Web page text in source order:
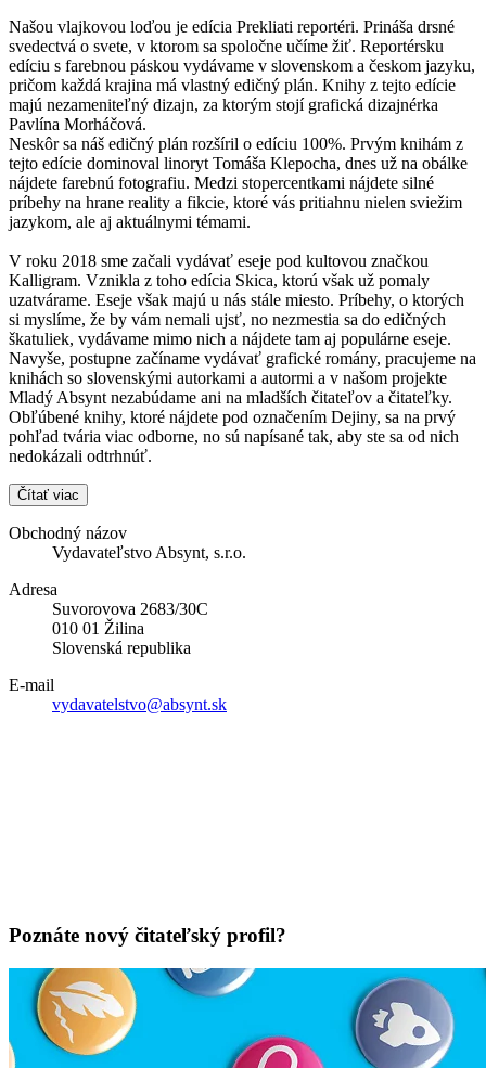
Našou vlajkovou loďou je edícia Prekliati reportéri. Prináša drsné
svedectvá o svete, v ktorom sa spoločne učíme žiť. Reportérsku
edíciu s farebnou páskou vydávame v slovenskom a českom jazyku,
pričom každá krajina má vlastný edičný plán. Knihy z tejto edície
majú nezameniteľný dizajn, za ktorým stojí grafická dizajnérka
Pavlína Morháčová.
Neskôr sa náš edičný plán rozšíril o edíciu 100%. Prvým knihám z
tejto edície dominoval linoryt Tomáša Klepocha, dnes už na obálke
nájdete farebnú fotografiu. Medzi stopercentkami nájdete silné
príbehy na hrane reality a fikcie, ktoré vás pritiahnu nielen sviežim
jazykom, ale aj aktuálnymi témami.
V roku 2018 sme začali vydávať eseje pod kultovou značkou
Kalligram. Vznikla z toho edícia Skica, ktorú však už pomaly
uzatvárame. Eseje však majú u nás stále miesto. Príbehy, o ktorých
si myslíme, že by vám nemali ujsť, no nezmestia sa do edičných
škatuliek, vydávame mimo nich a nájdete tam aj populárne eseje.
Navyše, postupne začíname vydávať grafické romány, pracujeme na
knihách so slovenskými autorkami a autormi a v našom projekte
Mladý Absynt nezabúdame ani na mladších čitateľov a čitateľky.
Obľúbené knihy, ktoré nájdete pod označením Dejiny, sa na prvý
pohľad tvária viac odborne, no sú napísané tak, aby ste sa od nich
nedokázali odtrhnúť.
Čítať viac
Obchodný názov
Vydavateľstvo Absynt, s.r.o.
Adresa
Suvorovova 2683/30C
010 01 Žilina
Slovenská republika
E-mail
vydavatelstvo@absynt.sk
Poznáte nový čitateľský profil?